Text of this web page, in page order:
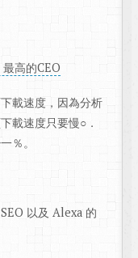
高的CEO
載速度，因為分析
載速度只要慢○．
％。
以及 Alexa 的